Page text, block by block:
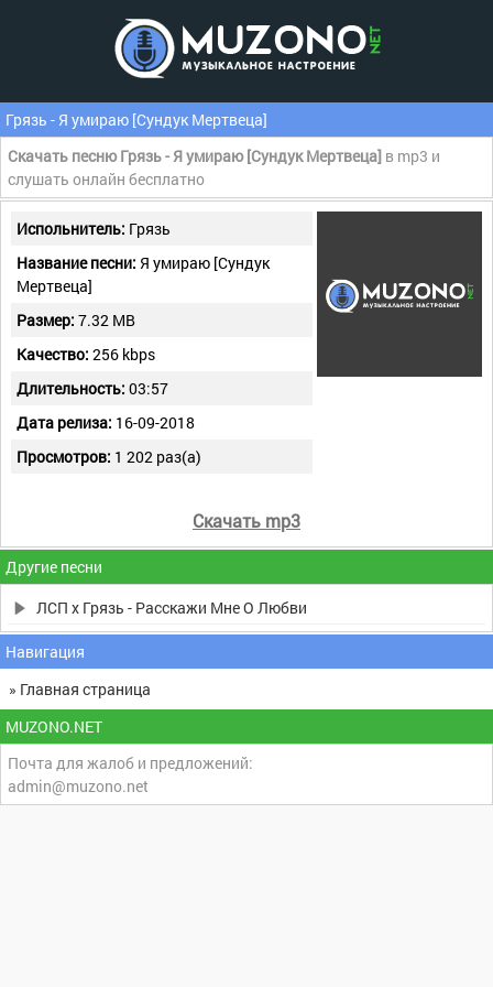
Грязь - Я умираю [Сундук Мертвеца]
Скачать песню Грязь - Я умираю [Сундук Мертвеца] в mp3 и
слушать онлайн бесплатно
Испольнитель: Грязь
Название песни: Я умираю [Сундук
Мертвеца]
Размер: 7.32 MB
Качество: 256 kbps
Длительность: 03:57
Дата релиза: 16-09-2018
Просмотров: 1 202 раз(а)
Скачать mp3
Другие песни
ЛСП x Грязь - Расскажи Мне О Любви
Навигация
» Главная страница
MUZONO.NET
Почта для жалоб и предложений:
admin@muzono.net